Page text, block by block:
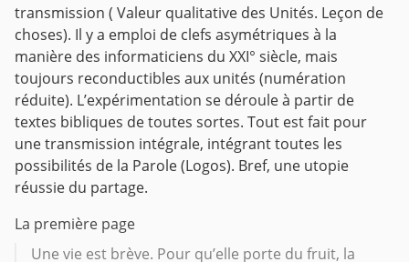
transmission ( Valeur qualitative des Unités. Leçon de
choses). Il y a emploi de clefs asymétriques à la
manière des informaticiens du XXI° siècle, mais
toujours reconductibles aux unités (numération
réduite). L’expérimentation se déroule à partir de
textes bibliques de toutes sortes. Tout est fait pour
une transmission intégrale, intégrant toutes les
possibilités de la Parole (Logos). Bref, une utopie
réussie du partage.
La première page
Une vie est brève. Pour qu’elle porte du fruit, la